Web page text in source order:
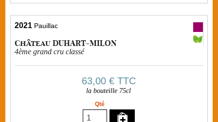
2021 Pauillac
Château DUHART-MILON
4ème grand cru classé
63,00 €TTC
la bouteille 75cl
Qté